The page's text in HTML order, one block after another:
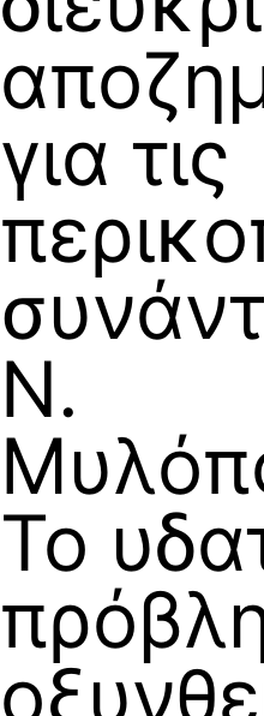
για τις
Ν.
Το